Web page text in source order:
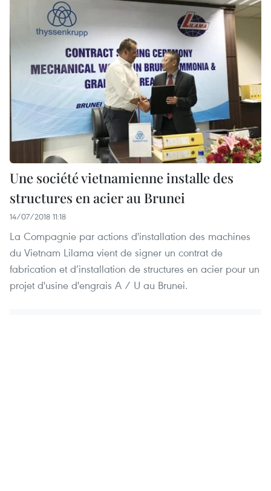
Une société vietnamienne installe des
structures en acier au Brunei
14/07/2018 11:18
La Compagnie par actions d'installation des machines
du Vietnam Lilama vient de signer un contrat de
fabrication et d’installation de structures en acier pour un
projet d'usine d'engrais A / U au Brunei.